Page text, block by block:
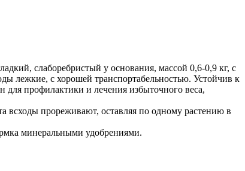
слаборебристый у основания, массой 0,6-0,9 кг, с
лежкие, с хорошей транспортабельностью. Устойчив к
для профилактики и лечения избыточного веса,
всходы прореживают, оставляя по одному растению в
минеральными удобрениями.